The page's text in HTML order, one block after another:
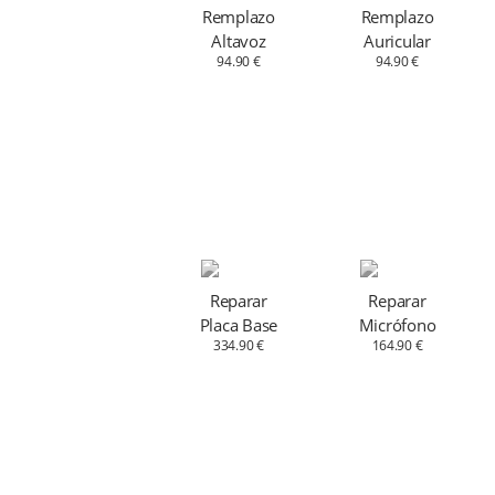
Remplazo
Altavoz
94.90 €
Remplazo
Auricular
94.90 €
Reparar
Placa Base
334.90 €
Reparar
Micrófono
164.90 €